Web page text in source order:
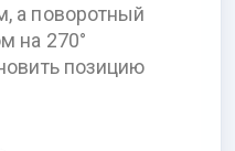
а поворотный
на 270°
позицию